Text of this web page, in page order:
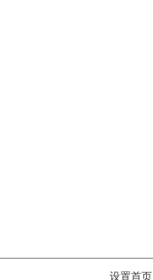
设置首页